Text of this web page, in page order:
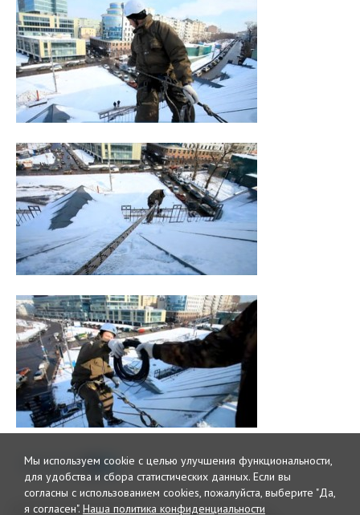
Поделиться
Мы используем cookie с целью улучшения функциональности,
для удобства и сбора статистических данных. Если вы
согласны с использованием cookies, пожалуйста, выберите "Да,
я согласен". Наша политика конфиденциальности
© 2026 Интернет издание и